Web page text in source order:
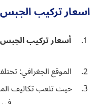
اسعار تركيب الجبس
أسعار تركيب
الموقع الجغرافي:
حيث تلعب تكاليف